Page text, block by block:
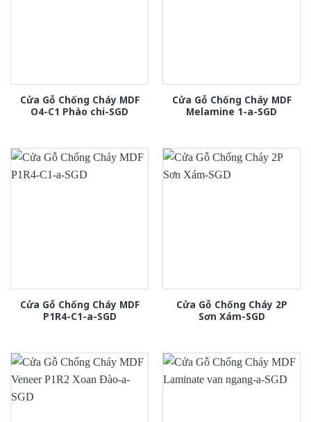
Cửa Gỗ Chống Cháy MDF
O4-C1 Phào chi-SGD
Cửa Gỗ Chống Cháy MDF
Melamine 1-a-SGD
Cửa Gỗ Chống Cháy MDF
P1R4-C1-a-SGD
Cửa Gỗ Chống Cháy 2P
Sơn Xám-SGD